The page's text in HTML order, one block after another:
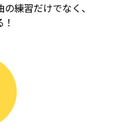
練習だけでなく、